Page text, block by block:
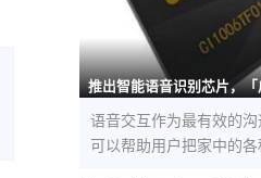
推出智能语音识别芯片，
语音交互作为最有效的沟
可以帮助用户把家中的各